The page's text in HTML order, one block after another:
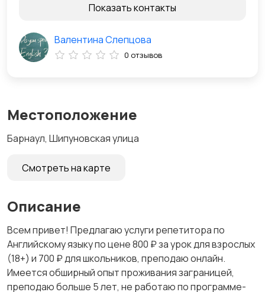
Местоположение
Барнаул, Шипуновская улица
Смотреть на карте
Описание
Всем привет! Предлагаю услуги репетитора по
Английскому языку по цене 800 ₽ за урок для взрослых
(18+) и 700 ₽ для школьников, преподаю онлайн.
Имеется обширный опыт проживания заграницей,
преподаю больше 5 лет, не работаю по программе-
Показать контакты
Валентина Слепцова
0 отзывов